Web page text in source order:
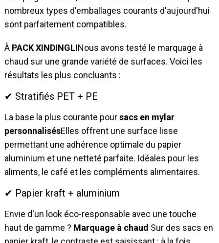
nombreux types d'emballages courants d'aujourd'hui
sont parfaitement compatibles.
À PACK XINDINGLINous avons testé le marquage à
chaud sur une grande variété de surfaces. Voici les
résultats les plus concluants :
✔ Stratifiés PET + PE
La base la plus courante poursacs en mylar
personnalisésElles offrent une surface lisse
permettant une adhérence optimale du papier
aluminium et une netteté parfaite. Idéales pour les
aliments, le café et les compléments alimentaires.
✔ Papier kraft + aluminium
Envie d'un look éco-responsable avec une touche
haut de gamme ? Marquage à chaud Sur des sacs en